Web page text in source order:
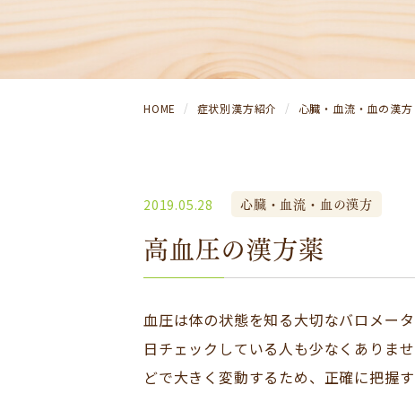
HOME 症状別漢方紹介 心臓・血流・血の漢方
2019.05.28 心臓・血流・血の漢方
高血圧の漢方薬
血圧は体の状態を知る大切なバロメー
日チェックしている人も少なくありま
どで大きく変動するため、正確に把握